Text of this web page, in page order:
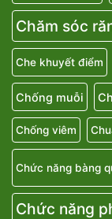
Chăm sóc
Che khuyết điểm
Chống muỗi
Chống viêm
Chức năng bàng
Chức năng